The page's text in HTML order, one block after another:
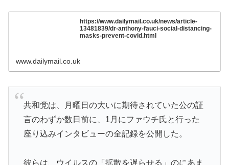
https://www.dailymail.co.uk/news/article-
13481839/dr-anthony-fauci-social-distancing-
masks-prevent-covid.html
www.dailymail.co.uk
共和党は、月曜日の大いに期待されていた公の証
言のわずか数日前に、1月にファウチ氏と行った
座り込みインタビューの全記録を公開した。
彼らは、ウイルスの「拡散を遅らせる」のにあま